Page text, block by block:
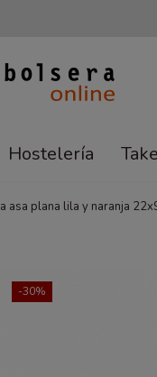
Hostelería
asa plana lila y naranja
-30%